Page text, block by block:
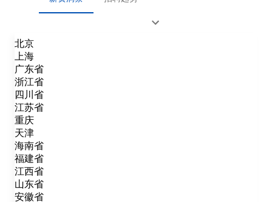
北京
上海
广东省
浙江省
四川省
江苏省
重庆
天津
海南省
福建省
江西省
山东省
安徽省